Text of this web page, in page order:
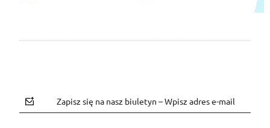
Zapisz się na nasz biuletyn – Wpisz adres e-mail